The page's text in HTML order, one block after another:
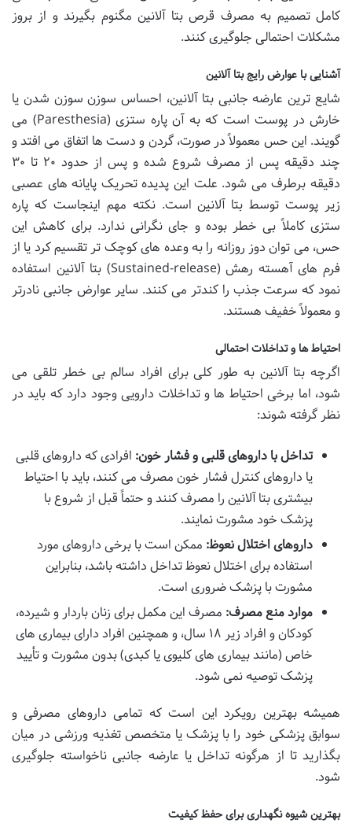
کامل تصمیم به مصرف قرص بتا آلانین مگنوم بگیرند و از بروز
مشکلات احتمالی جلوگیری کنند.
آشنایی با عوارض رایج بتا آلانین
شایع ترین عارضه جانبی بتا آلانین، احساس سوزن سوزن شدن یا
خارش در پوست است که به آن پاره ستزی (Paresthesia) می
گویند. این حس معمولاً در صورت، گردن و دست ها اتفاق می افتد و
چند دقیقه پس از مصرف شروع شده و پس از حدود ۲۰ تا ۳۰
دقیقه برطرف می شود. علت این پدیده تحریک پایانه های عصبی
زیر پوست توسط بتا آلانین است. نکته مهم اینجاست که پاره
ستزی کاملاً بی خطر بوده و جای نگرانی ندارد. برای کاهش این
حس، می توان دوز روزانه را به وعده های کوچک تر تقسیم کرد یا از
فرم های آهسته رهش (Sustained-release) بتا آلانین استفاده
نمود که سرعت جذب را کندتر می کنند. سایر عوارض جانبی نادرتر
و معمولاً خفیف هستند.
احتیاط ها و تداخلات احتمالی
اگرچه بتا آلانین به طور کلی برای افراد سالم بی خطر تلقی می
شود، اما برخی احتیاط ها و تداخلات دارویی وجود دارد که باید در
نظر گرفته شوند:
تداخل با داروهای قلبی و فشار خون: افرادی که داروهای قلبی
یا داروهای کنترل فشار خون مصرف می کنند، باید با احتیاط
بیشتری بتا آلانین را مصرف کنند و حتماً قبل از شروع با
پزشک خود مشورت نمایند.
داروهای اختلال نعوظ: ممکن است با برخی داروهای مورد
استفاده برای اختلال نعوظ تداخل داشته باشد، بنابراین
مشورت با پزشک ضروری است.
موارد منع مصرف: مصرف این مکمل برای زنان باردار و شیرده،
کودکان و افراد زیر ۱۸ سال، و همچنین افراد دارای بیماری های
خاص (مانند بیماری های کلیوی یا کبدی) بدون مشورت و تأیید
پزشک توصیه نمی شود.
همیشه بهترین رویکرد این است که تمامی داروهای مصرفی و
سوابق پزشکی خود را با پزشک یا متخصص تغذیه ورزشی در میان
بگذارید تا از هرگونه تداخل یا عارضه جانبی ناخواسته جلوگیری
شود.
بهترین شیوه نگهداری برای حفظ کیفیت